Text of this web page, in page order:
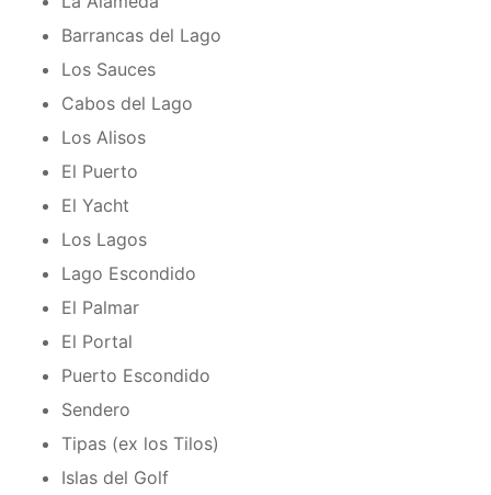
Barrancas del Lago
Los Sauces
Cabos del Lago
Los Alisos
El Puerto
El Yacht
Los Lagos
Lago Escondido
El Palmar
El Portal
Puerto Escondido
Sendero
Tipas (ex los Tilos)
Islas del Golf